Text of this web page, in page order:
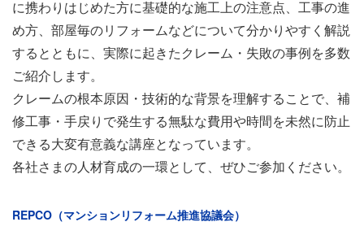
に携わりはじめた方に基礎的な施工上の注意点、工事の進
め方、部屋毎のリフォームなどについて分かりやすく解説
するとともに、実際に起きたクレーム・失敗の事例を多数
ご紹介します。
クレームの根本原因・技術的な背景を理解することで、補
修工事・手戻りで発生する無駄な費用や時間を未然に防止
できる大変有意義な講座となっています。
各社さまの人材育成の一環として、ぜひご参加ください。
REPCO（マンションリフォーム推進協議会）